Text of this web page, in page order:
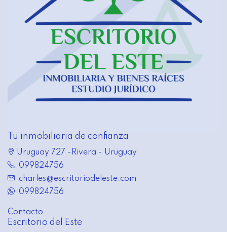
Tu inmobiliaria de confianza
Uruguay 727 -Rivera - Uruguay
099824756
charles@escritoriodeleste.com
099824756
Contacto
Escritorio del Este